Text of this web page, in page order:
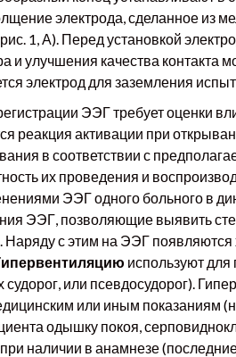
электрода, сделанное из
1, А). Перед установкой
и улучшения качества
электрод для заземления
ЭЭГ требует оценки
реакция активации при
в соответствии с
их проведения и
ЭЭГ одного больного в
ЭЭГ, позволяющие выявить
Наряду с этим на ЭЭГ
используют для
судорог, или псевдосудорог).
или иным показаниям
одышку покоя,
наличии в анамнезе